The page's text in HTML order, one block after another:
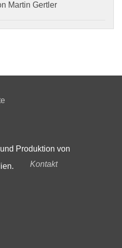
Martin Gertler
Produktion von
Kontakt